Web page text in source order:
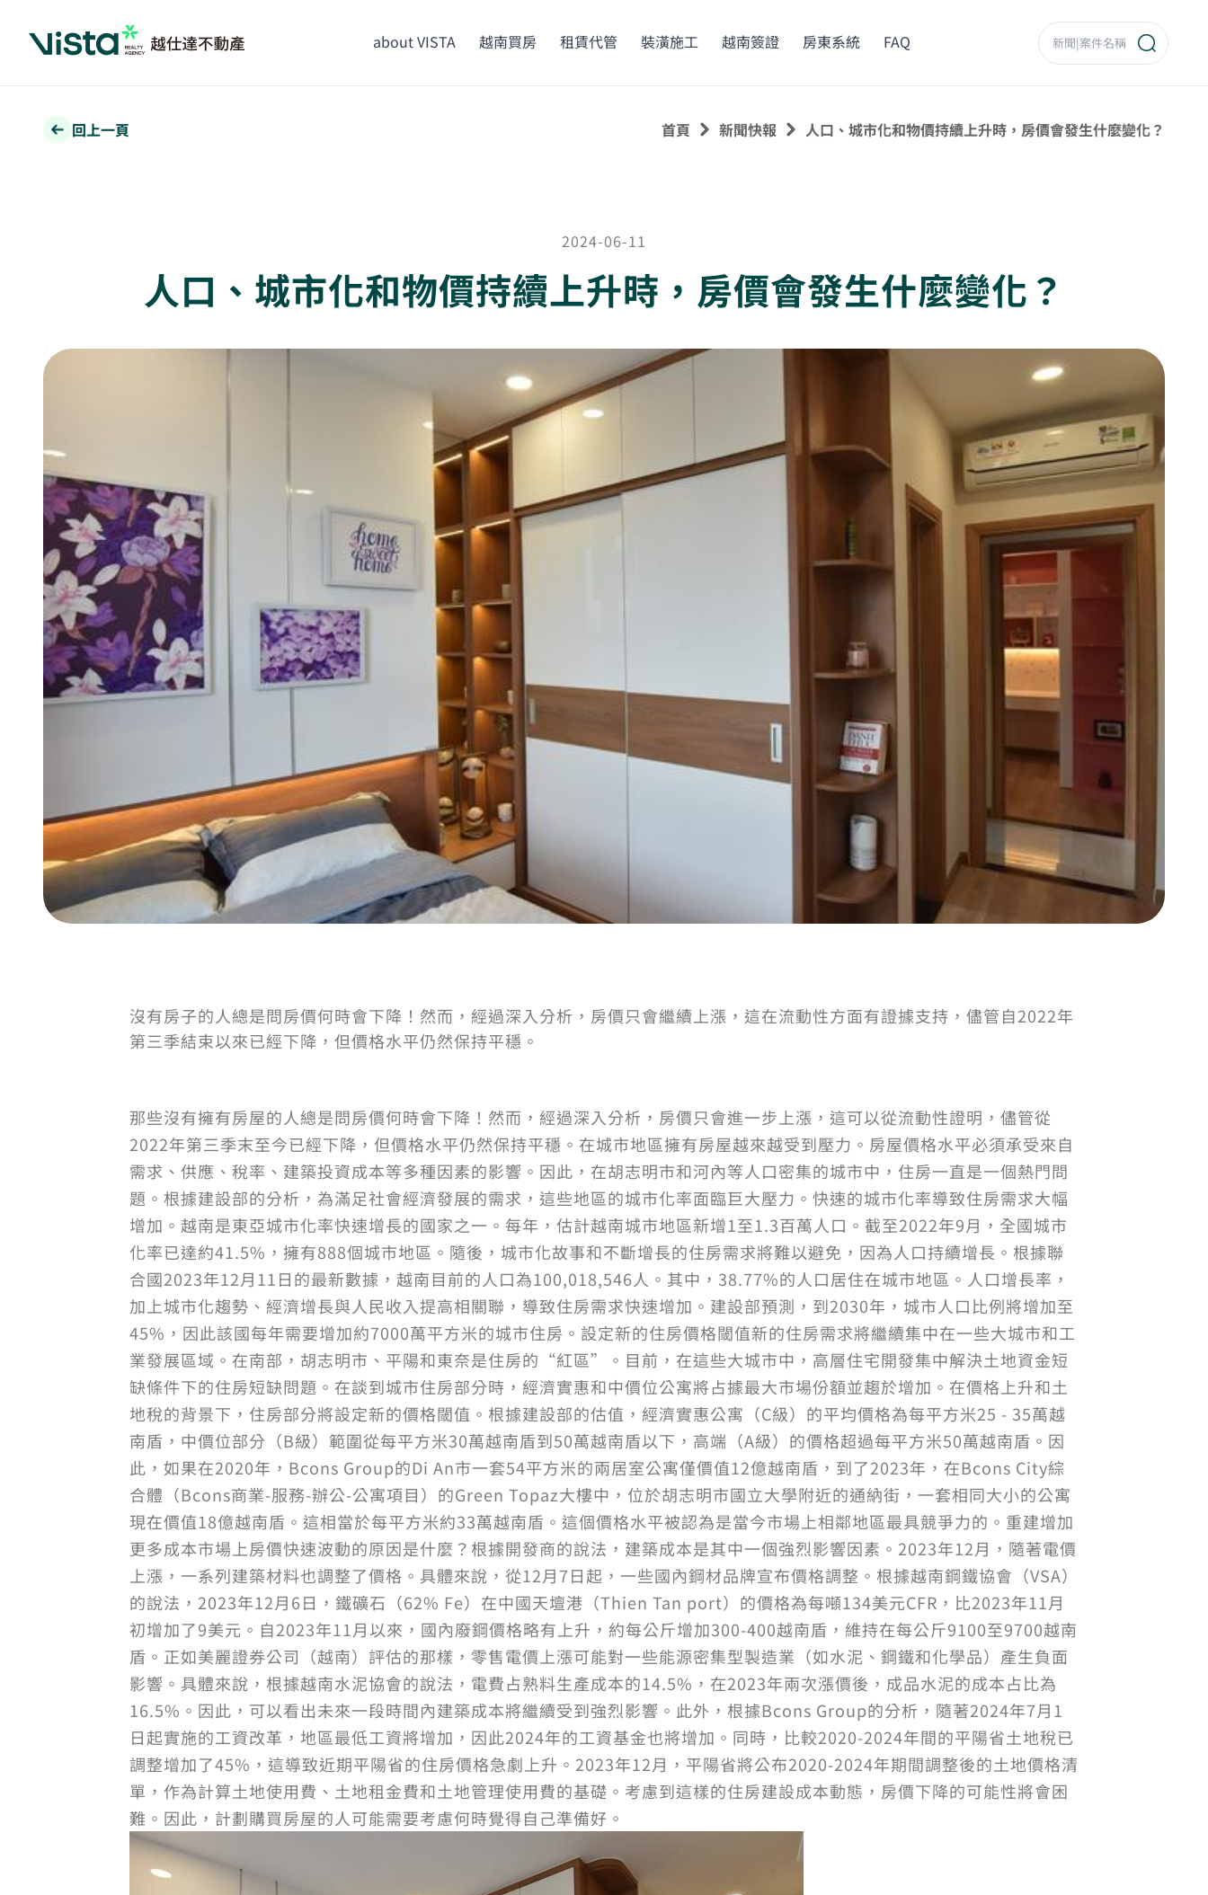
about VISTA 越南買房 租賃代管 裝潢施工 越南簽證 房東系統 FAQ
回上一頁 首頁 新聞快報 人口、城市化和物價持續上升時，房價會發生什麼變化？
2024-06-11
人口、城市化和物價持續上升時，房價會發生什麼變化？
沒有房子的人總是問房價何時會下降！然而，經過深入分析，房價只會繼續上漲，這在流動性方面有證據支持，儘管自2022年
第三季結束以來已經下降，但價格水平仍然保持平穩。
那些沒有擁有房屋的人總是問房價何時會下降！然而，經過深入分析，房價只會進一步上漲，這可以從流動性證明，儘管從
2022年第三季末至今已經下降，但價格水平仍然保持平穩。在城市地區擁有房屋越來越受到壓力。房屋價格水平必須承受來自
需求、供應、稅率、建築投資成本等多種因素的影響。因此，在胡志明市和河內等人口密集的城市中，住房一直是一個熱門問
題。根據建設部的分析，為滿足社會經濟發展的需求，這些地區的城市化率面臨巨大壓力。快速的城市化率導致住房需求大幅
增加。越南是東亞城市化率快速增長的國家之一。每年，估計越南城市地區新增1至1.3百萬人口。截至2022年9月，全國城市
化率已達約41.5%，擁有888個城市地區。隨後，城市化故事和不斷增長的住房需求將難以避免，因為人口持續增長。根據聯
合國2023年12月11日的最新數據，越南目前的人口為100,018,546人。其中，38.77%的人口居住在城市地區。人口增長率，
加上城市化趨勢、經濟增長與人民收入提高相關聯，導致住房需求快速增加。建設部預測，到2030年，城市人口比例將增加至
45%，因此該國每年需要增加約7000萬平方米的城市住房。設定新的住房價格閾值新的住房需求將繼續集中在一些大城市和工
業發展區域。在南部，胡志明市、平陽和東奈是住房的“紅區”。目前，在這些大城市中，高層住宅開發集中解決土地資金短
缺條件下的住房短缺問題。在談到城市住房部分時，經濟實惠和中價位公寓將占據最大市場份額並趨於增加。在價格上升和土
地稅的背景下，住房部分將設定新的價格閾值。根據建設部的估值，經濟實惠公寓（C級）的平均價格為每平方米25 - 35萬越
南盾，中價位部分（B級）範圍從每平方米30萬越南盾到50萬越南盾以下，高端（A級）的價格超過每平方米50萬越南盾。因
此，如果在2020年，Bcons Group的Di An市一套54平方米的兩居室公寓僅價值12億越南盾，到了2023年，在Bcons City綜
合體（Bcons商業-服務-辦公-公寓項目）的Green Topaz大樓中，位於胡志明市國立大學附近的通納街，一套相同大小的公寓
現在價值18億越南盾。這相當於每平方米約33萬越南盾。這個價格水平被認為是當今市場上相鄰地區最具競爭力的。重建增加
更多成本市場上房價快速波動的原因是什麼？根據開發商的說法，建築成本是其中一個強烈影響因素。2023年12月，隨著電價
上漲，一系列建築材料也調整了價格。具體來說，從12月7日起，一些國內鋼材品牌宣布價格調整。根據越南鋼鐵協會（VSA）
的說法，2023年12月6日，鐵礦石（62% Fe）在中國天壇港（Thien Tan port）的價格為每噸134美元CFR，比2023年11月
初增加了9美元。自2023年11月以來，國內廢鋼價格略有上升，約每公斤增加300-400越南盾，維持在每公斤9100至9700越南
盾。正如美麗證券公司（越南）評估的那樣，零售電價上漲可能對一些能源密集型製造業（如水泥、鋼鐵和化學品）產生負面
影響。具體來說，根據越南水泥協會的說法，電費占熟料生產成本的14.5%，在2023年兩次漲價後，成品水泥的成本占比為
16.5%。因此，可以看出未來一段時間內建築成本將繼續受到強烈影響。此外，根據Bcons Group的分析，隨著2024年7月1
日起實施的工資改革，地區最低工資將增加，因此2024年的工資基金也將增加。同時，比較2020-2024年間的平陽省土地稅已
調整增加了45%，這導致近期平陽省的住房價格急劇上升。2023年12月，平陽省將公布2020-2024年期間調整後的土地價格清
單，作為計算土地使用費、土地租金費和土地管理使用費的基礎。考慮到這樣的住房建設成本動態，房價下降的可能性將會困
難。因此，計劃購買房屋的人可能需要考慮何時覺得自己準備好。